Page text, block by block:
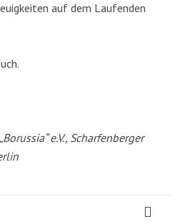
auf dem Laufenden
e.V., Scharfenberger